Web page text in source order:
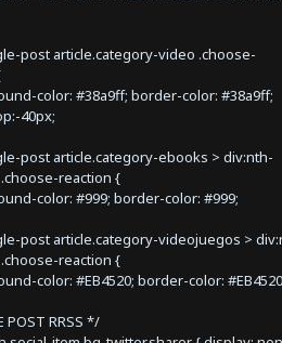
post article.category-video .choose-
color: #38a9ff; border-color: #38a9ff;
40px;
post article.category-ebooks > div:nth-
reaction {
color: #999; border-color: #999;
post article.category-videojuegos >
reaction {
color: #EB4520; border-color:
POST RRSS */